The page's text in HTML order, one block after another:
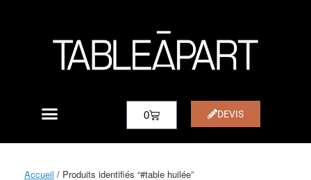
0 DEVIS
Accueil / Produits identifiés “#table huilée”